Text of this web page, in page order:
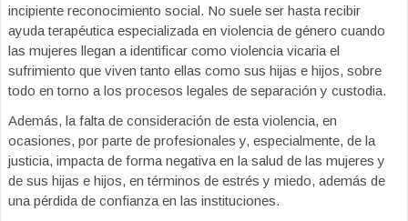
incipiente reconocimiento social. No suele ser hasta recibir
ayuda terapéutica especializada en violencia de género cuando
las mujeres llegan a identificar como violencia vicaria el
sufrimiento que viven tanto ellas como sus hijas e hijos, sobre
todo en torno a los procesos legales de separación y custodia.
Además, la falta de consideración de esta violencia, en
ocasiones, por parte de profesionales y, especialmente, de la
justicia, impacta de forma negativa en la salud de las mujeres y
de sus hijas e hijos, en términos de estrés y miedo, además de
una pérdida de confianza en las instituciones.